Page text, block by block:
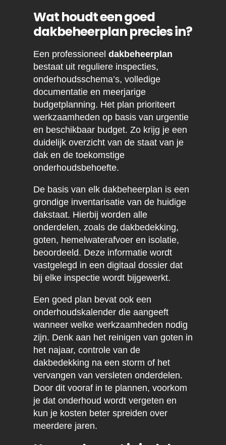
Wat houdt een goed
dakbeheerplan precies in?
Een professioneel dakbeheerplan
bestaat uit reguliere inspecties,
onderhoudsschema’s, volledige
documentatie en meerjarige
budgetplanning. Het plan prioriteert
werkzaamheden op basis van urgentie
en beschikbaar budget. Zo krijg je een
duidelijk overzicht van de staat van je
dak en de toekomstige
onderhoudsbehoefte.
De basis van elk dakbeheerplan is een
grondige inventarisatie van de huidige
dakstaat. Hierbij worden alle
onderdelen, zoals de dakbedekking,
goten, hemelwaterafvoer en isolatie,
beoordeeld. Deze informatie wordt
vastgelegd in een digitaal dossier dat
bij elke inspectie wordt bijgewerkt.
Een goed plan bevat ook een
onderhoudskalender die aangeeft
wanneer welke werkzaamheden nodig
zijn. Denk aan het reinigen van goten in
het najaar, controle van de
dakbedekking na een storm of het
vervangen van versleten onderdelen.
Door dit vooraf in te plannen, voorkom
je dat onderhoud wordt vergeten en
kun je kosten beter spreiden over
meerdere jaren.